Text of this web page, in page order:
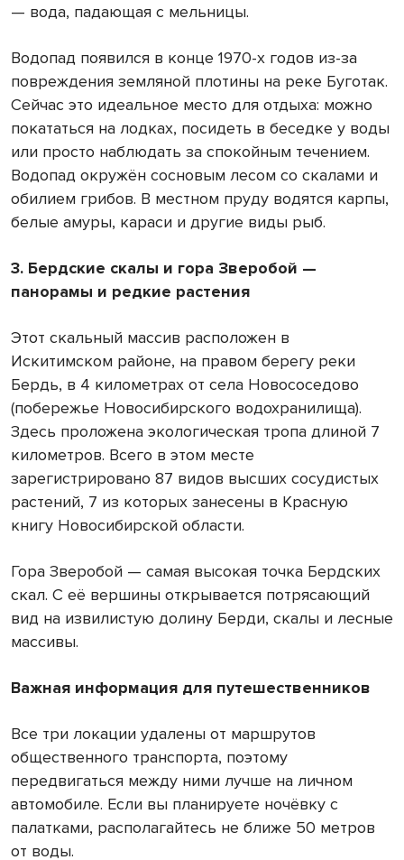
— вода, падающая с мельницы.
Водопад появился в конце 1970-х годов из-за
повреждения земляной плотины на реке Буготак.
Сейчас это идеальное место для отдыха: можно
покататься на лодках, посидеть в беседке у воды
или просто наблюдать за спокойным течением.
Водопад окружён сосновым лесом со скалами и
обилием грибов. В местном пруду водятся карпы,
белые амуры, караси и другие виды рыб.
3. Бердские скалы и гора Зверобой —
панорамы и редкие растения
Этот скальный массив расположен в
Искитимском районе, на правом берегу реки
Бердь, в 4 километрах от села Новососедово
(побережье Новосибирского водохранилища).
Здесь проложена экологическая тропа длиной 7
километров. Всего в этом месте
зарегистрировано 87 видов высших сосудистых
растений, 7 из которых занесены в Красную
книгу Новосибирской области.
Гора Зверобой — самая высокая точка Бердских
скал. С её вершины открывается потрясающий
вид на извилистую долину Берди, скалы и лесные
массивы.
Важная информация для путешественников
Все три локации удалены от маршрутов
общественного транспорта, поэтому
передвигаться между ними лучше на личном
автомобиле. Если вы планируете ночёвку с
палатками, располагайтесь не ближе 50 метров
от воды.